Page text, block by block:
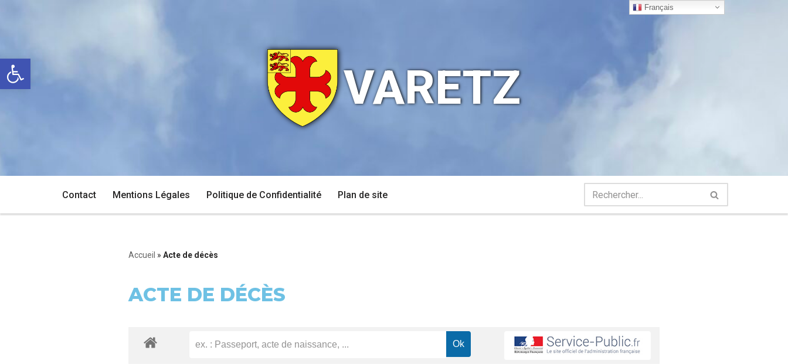
Ouvrir la barre d’outils
contenu
VARETZ
Contact Mentions Légales Politique de Confidentialité Plan de site
Accueil » Acte de décès
ACTE DE DÉCÈS
Français